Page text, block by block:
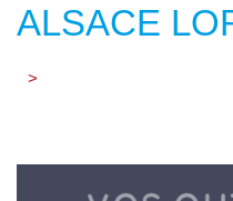
ALSACE
>